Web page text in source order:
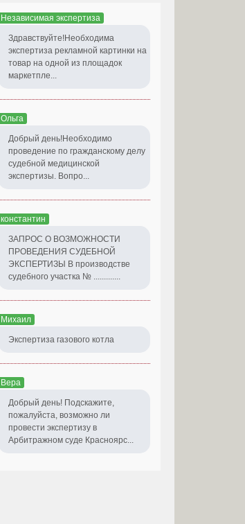
Независимая экспертиза
Здравствуйте!Необходима
экспертиза рекламной картинки на
товар на одной из площадок
маркетпле...
Ольга
Добрый день!Необходимо
проведение по гражданскому делу
судебной медицинской
экспертизы. Вопро...
константин
ЗАПРОС О ВОЗМОЖНОСТИ
ПРОВЕДЕНИЯ СУДЕБНОЙ
ЭКСПЕРТИЗЫ В производстве
судебного участка № .............
Михаил
Экспертиза газового котла
Вера
Добрый день! Подскажите,
пожалуйста, возможно ли
провести экспертизу в
Арбитражном суде Красноярс...